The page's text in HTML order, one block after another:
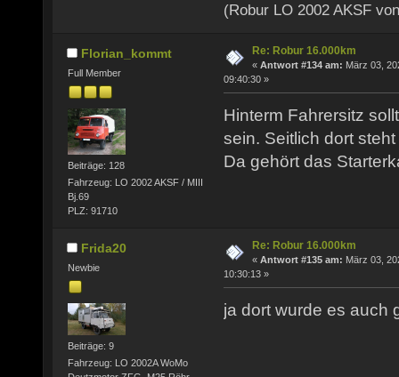
(Robur LO 2002 AKSF
Florian_kommt
Full Member
Beiträge: 128
Fahrzeug: LO 2002 AKSF / MIII
Bj.69
PLZ: 91710
Re: Robur 16.000km
« Antwort #134 am: März 03,
09:40:30 »
Hinterm Fahrersitz
sein. Seitlich dort
Da gehört das
Frida20
Newbie
Beiträge: 9
Fahrzeug: LO 2002A WoMo
Re: Robur 16.000km
« Antwort #135 am: März 03,
10:30:13 »
ja dort wurde es auch